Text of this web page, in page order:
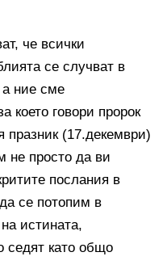
че всички
се случват в
а ние сме
което говори пророк
(17.декември)
не просто да ви
послания в
се потопим в
истината,
седят като общо